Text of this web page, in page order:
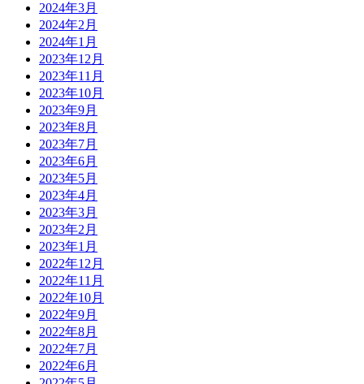
2024年3月
2024年2月
2024年1月
2023年12月
2023年11月
2023年10月
2023年9月
2023年8月
2023年7月
2023年6月
2023年5月
2023年4月
2023年3月
2023年2月
2023年1月
2022年12月
2022年11月
2022年10月
2022年9月
2022年8月
2022年7月
2022年6月